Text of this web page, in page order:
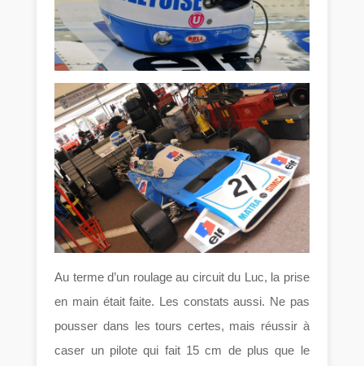
Au terme d’un roulage au circuit du Luc, la prise
en main était faite. Les constats aussi. Ne pas
pousser dans les tours certes, mais réussir à
caser un pilote qui fait 15 cm de plus que le